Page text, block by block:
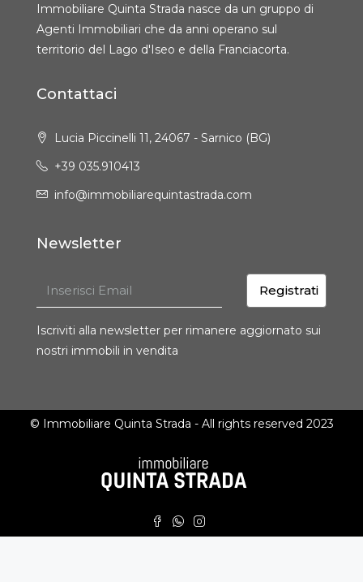
Immobiliare Quinta Strada nasce da un gruppo di
Agenti Immobiliari che da anni operano sul
territorio del Lago d'Iseo e della Franciacorta.
Contattaci
Lucia Piccinelli 11, 24067 - Sarnico (BG)
+39 035.910413
info@immobiliarequintastrada.com
Newsletter
Registrati
Iscriviti alla newsletter per rimanere aggiornato sui
nostri immobili in vendita
© Immobiliare Quinta Strada - All rights reserved 2023